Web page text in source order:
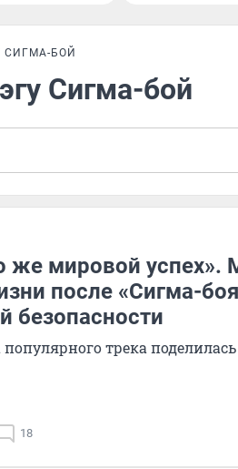
СИГМА-БОЙ
Сигма-бой
же мировой успех».
после «Сигма-
безопасности
трека
18